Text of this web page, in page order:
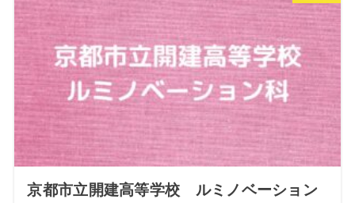
京都市立開建高等学校 ルミノベーション